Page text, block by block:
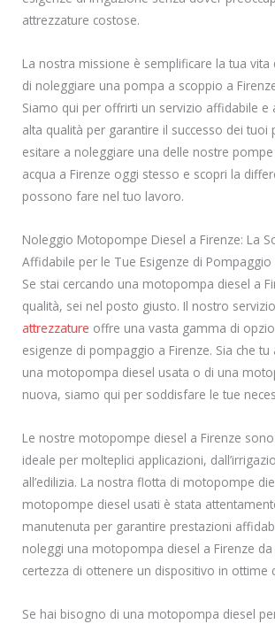
attrezzature costose.
La nostra missione è semplificare la tua vita
di noleggiare una pompa a scoppio a
Siamo qui per offrirti un servizio affidabile e
alta qualità per garantire il successo dei tuoi
esitare a noleggiare una delle nostre
acqua a Firenze oggi stesso e scopri la
possono fare nel tuo lavoro.
Noleggio Motopompe Diesel a Firenze: La
Affidabile per le Tue Esigenze di Pompaggio
Se stai cercando una motopompa diesel a
qualità, sei nel posto giusto. Il nostro
attrezzature offre una vasta gamma di
esigenze di pompaggio a Firenze. Sia che
una motopompa diesel usata o di una
nuova, siamo qui per soddisfare le tue
Le nostre motopompe diesel a Firenze
ideale per molteplici applicazioni,
all’edilizia. La nostra flotta di motopompe
motopompe diesel usati è stata
manutenuta per garantire prestazioni
noleggi una motopompa diesel a Firenze
certezza di ottenere un dispositivo in ottime
Se hai bisogno di una motopompa diesel